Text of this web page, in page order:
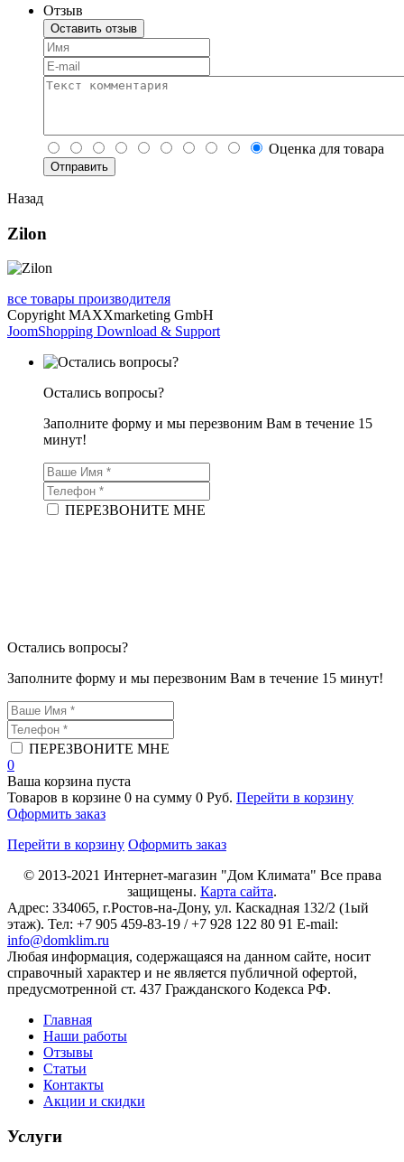
Отзыв
Оставить отзыв
Оценка для товара
Назад
Zilon
все товары производителя
Copyright MAXXmarketing GmbH
JoomShopping Download & Support
Остались вопросы?
Заполните форму и мы перезвоним Вам в течение 15
минут!
ПЕРЕЗВОНИТЕ МНЕ
Остались вопросы?
Заполните форму и мы перезвоним Вам в течение 15 минут!
ПЕРЕЗВОНИТЕ МНЕ
0
Ваша корзина пуста
Товаров в корзине 0 на сумму 0 Руб. Перейти в корзину
Оформить заказ
Перейти в корзину Оформить заказ
© 2013-2021 Интернет-магазин "Дом Климата" Все права
защищены. Карта сайта.
Адрес: 334065, г.Ростов-на-Дону, ул. Каскадная 132/2 (1ый
этаж). Тел: +7 905 459-83-19 / +7 928 122 80 91 E-mail:
info@domklim.ru
Любая информация, содержащаяся на данном сайте, носит
справочный характер и не является публичной офертой,
предусмотренной ст. 437 Гражданского Кодекса РФ.
Главная
Наши работы
Отзывы
Статьи
Контакты
Акции и скидки
Услуги